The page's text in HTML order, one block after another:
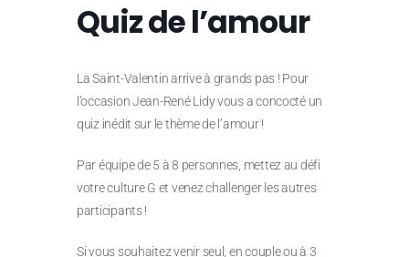
Quiz de l’amour
La Saint-Valentin arrive à grands pas ! Pour
l’occasion Jean-René Lidy vous a concocté un
quiz inédit sur le thème de l’amour !
Par équipe de 5 à 8 personnes, mettez au défi
votre culture G et venez challenger les autres
participants !
Si vous souhaitez venir seul, en couple ou à 3